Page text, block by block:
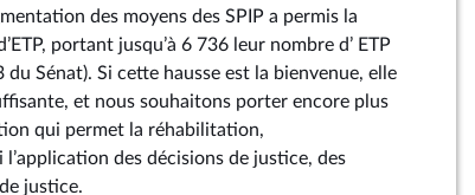
des moyens des SPIP a permis la
portant jusqu’à 6 736 leur nombre d’ ETP
Sénat). Si cette hausse est la bienvenue, elle
et nous souhaitons porter encore plus
qui permet la réhabilitation,
l’application des décisions de justice, des
justice.